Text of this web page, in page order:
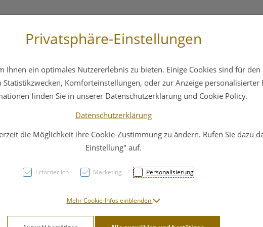
Hautpflege Familie Nahrungsergänzung
Allgäuer
Bein
17,99 EUR
Privatsphäre-Einstellungen
Ihnen ein optimales Nutzererlebnis zu bieten. Einige Cookies sind für den
Komforteinstellungen, oder zur Anzeige personalisierter
finden Sie in unserer Datenschutzerklärung und Cookie Policy.
Datenschutzerklärung
die Möglichkeit ihre Cookie-Zustimmung zu ändern. Rufen Sie dazu
Einstellung" auf.
Erforderlich Marketing Personalisierung
Mehr Cookie-Infos einblenden